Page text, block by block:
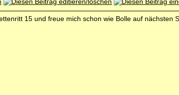
15 und freue mich schon wie Bolle auf nächsten